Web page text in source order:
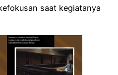
saat kegiatanya